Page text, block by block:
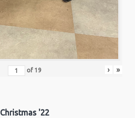
of 19 › »
Christmas '22